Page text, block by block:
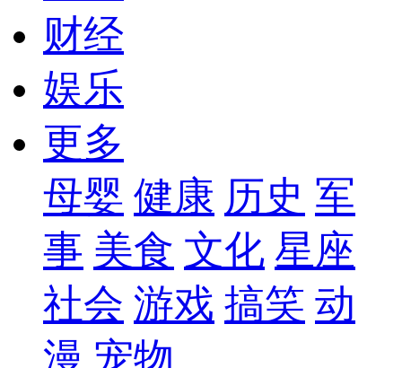
财经
娱乐
更多
母婴 健康 历史 军
事 美食 文化 星座
社会 游戏 搞笑 动
漫 宠物